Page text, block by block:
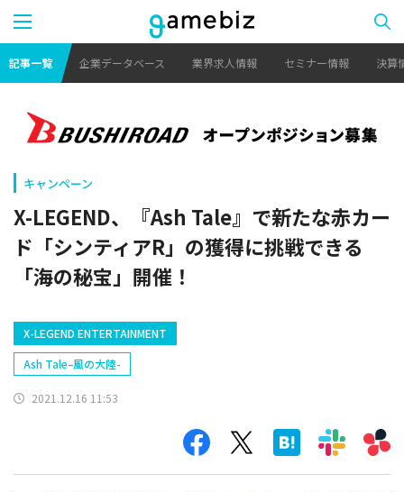
記事一覧 企業データベース 業界求人情報 セミナー情報 決算
キャンペーン
X-LEGEND、『Ash Tale』で新たな赤カー
ド「シンティアR」の獲得に挑戦できる
「海の秘宝」開催！
X-LEGEND ENTERTAINMENT
Ash Tale–風の大陸-
2021.12.16 11:53